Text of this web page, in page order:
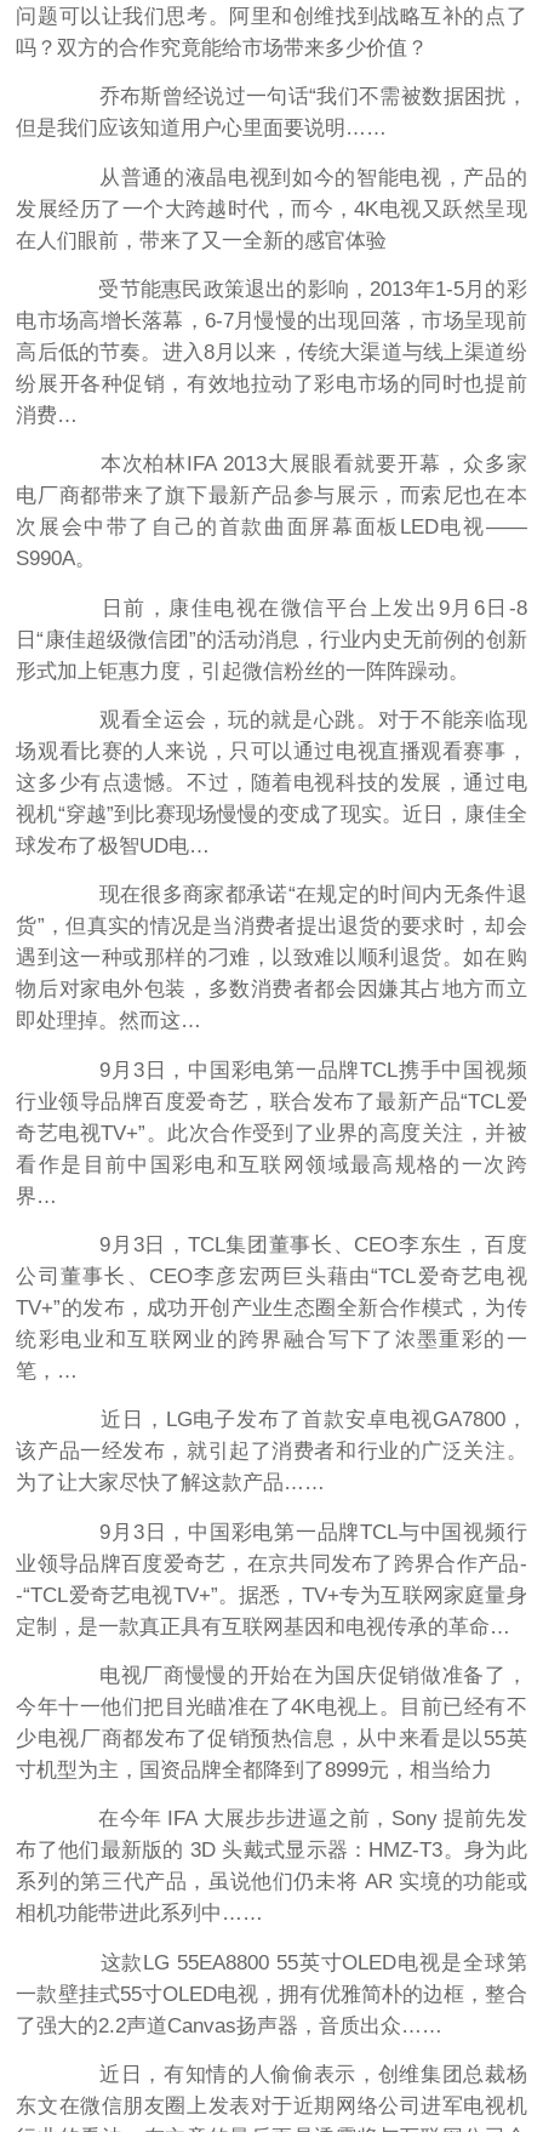
问题可以让我们思考。阿里和创维找到战略互补的点了
吗？双方的合作究竟能给市场带来多少价值？
乔布斯曾经说过一句话“我们不需被数据困扰，
但是我们应该知道用户心里面要说明……
从普通的液晶电视到如今的智能电视，产品的
发展经历了一个大跨越时代，而今，4K电视又跃然呈现
在人们眼前，带来了又一全新的感官体验
受节能惠民政策退出的影响，2013年1-5月的彩
电市场高增长落幕，6-7月慢慢的出现回落，市场呈现前
高后低的节奏。进入8月以来，传统大渠道与线上渠道纷
纷展开各种促销，有效地拉动了彩电市场的同时也提前
消费…
本次柏林IFA 2013大展眼看就要开幕，众多家
电厂商都带来了旗下最新产品参与展示，而索尼也在本
次展会中带了自己的首款曲面屏幕面板LED电视——
S990A。
日前，康佳电视在微信平台上发出9月6日-8
日“康佳超级微信团”的活动消息，行业内史无前例的创新
形式加上钜惠力度，引起微信粉丝的一阵阵躁动。
观看全运会，玩的就是心跳。对于不能亲临现
场观看比赛的人来说，只可以通过电视直播观看赛事，
这多少有点遗憾。不过，随着电视科技的发展，通过电
视机“穿越”到比赛现场慢慢的变成了现实。近日，康佳全
球发布了极智UD电…
现在很多商家都承诺“在规定的时间内无条件退
货”，但真实的情况是当消费者提出退货的要求时，却会
遇到这一种或那样的刁难，以致难以顺利退货。如在购
物后对家电外包装，多数消费者都会因嫌其占地方而立
即处理掉。然而这…
9月3日，中国彩电第一品牌TCL携手中国视频
行业领导品牌百度爱奇艺，联合发布了最新产品“TCL爱
奇艺电视TV+”。此次合作受到了业界的高度关注，并被
看作是目前中国彩电和互联网领域最高规格的一次跨
界…
9月3日，TCL集团董事长、CEO李东生，百度
公司董事长、CEO李彦宏两巨头藉由“TCL爱奇艺电视
TV+”的发布，成功开创产业生态圈全新合作模式，为传
统彩电业和互联网业的跨界融合写下了浓墨重彩的一
笔，…
近日，LG电子发布了首款安卓电视GA7800，
该产品一经发布，就引起了消费者和行业的广泛关注。
为了让大家尽快了解这款产品……
9月3日，中国彩电第一品牌TCL与中国视频行
业领导品牌百度爱奇艺，在京共同发布了跨界合作产品-
-“TCL爱奇艺电视TV+”。据悉，TV+专为互联网家庭量身
定制，是一款真正具有互联网基因和电视传承的革命…
电视厂商慢慢的开始在为国庆促销做准备了，
今年十一他们把目光瞄准在了4K电视上。目前已经有不
少电视厂商都发布了促销预热信息，从中来看是以55英
寸机型为主，国资品牌全都降到了8999元，相当给力
在今年 IFA 大展步步进逼之前，Sony 提前先发
布了他们最新版的 3D 头戴式显示器：HMZ-T3。身为此
系列的第三代产品，虽说他们仍未将 AR 实境的功能或
相机功能带进此系列中……
这款LG 55EA8800 55英寸OLED电视是全球第
一款壁挂式55寸OLED电视，拥有优雅简朴的边框，整合
了强大的2.2声道Canvas扬声器，音质出众……
近日，有知情的人偷偷表示，创维集团总裁杨
东文在微信朋友圈上发表对于近期网络公司进军电视机